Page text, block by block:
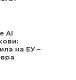
AI
на ЕУ –